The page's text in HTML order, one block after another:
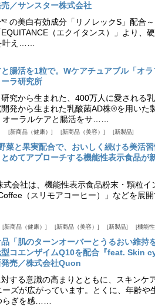
／サンスター株式会社
の美白有効成分「リノレックS」配合
（エクイタンス）」より、
叶え……
腸活を1粒で。Wケアチュアブル「オ
ラ研究所
究から生まれた、400万人に愛される
発から生まれた乳酸菌AD株®を用いた
ーラルケアと腸活をサ……
新商品（健康） 新商品（美容） 新製品
菜と果実配合で、おいしく続ける美活習
めてアプローチする機能性表示食品が
式会社は、機能性表示食品粉末・顆粒イ
（スリモアコーヒー）」などを展
新商品（健康） 新商品（美容） 新製品 機能
「肌のターンオーバーとうるおい維持
型コエンザイムQ10を配合『feat. Skin
売／株式会社Quon
する意識の高まりとともに、スキンケ
ズが広がっています。とくに、年齢や
らぎを感……